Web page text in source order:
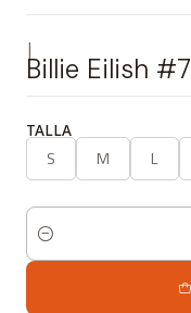
|
Billie Eilish #7
TALLA
S M L
Cantidad